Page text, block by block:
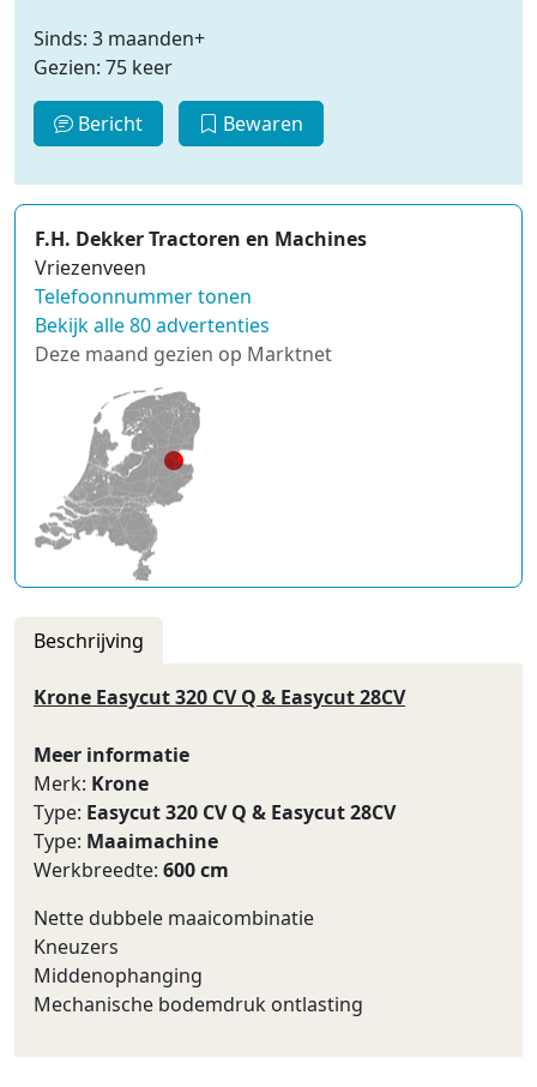
Sinds: 3 maanden+
Gezien: 75 keer
Bericht Bewaren
F.H. Dekker Tractoren en Machines
Vriezenveen
Telefoonnummer tonen
Bekijk alle 80 advertenties
Deze maand gezien op Marktnet
Beschrijving
Krone Easycut 320 CV Q & Easycut 28CV
Meer informatie
Merk: Krone
Type: Easycut 320 CV Q & Easycut 28CV
Type: Maaimachine
Werkbreedte: 600 cm
Nette dubbele maaicombinatie
Kneuzers
Middenophanging
Mechanische bodemdruk ontlasting